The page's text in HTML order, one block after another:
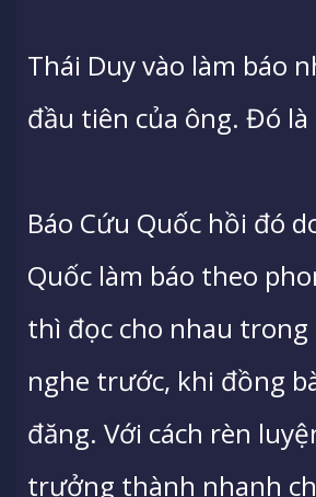
Thái Duy vào làm báo
đầu tiên của ông. Đó là
Báo Cứu Quốc hồi đó
Quốc làm báo theo
thì đọc cho nhau trong
nghe trước, khi đồng
đăng. Với cách rèn
trưởng thành nhanh